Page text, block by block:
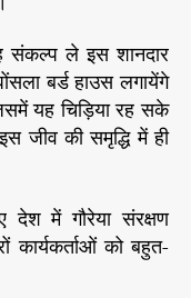
संकल्प ले इस शानदार
बर्ड हाउस लगायेंगे
यह चिड़िया रह सके
की समृद्धि में ही
देश में गौरेया संरक्षण
कार्यकर्ताओं को बहुत-